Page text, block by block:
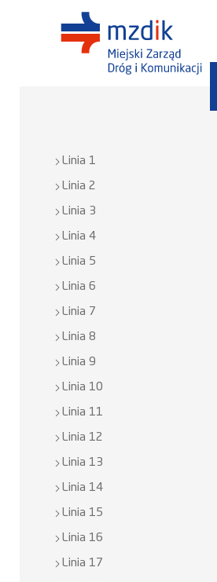
Linia 1
Linia 2
Linia 3
Linia 4
Linia 5
Linia 6
Linia 7
Linia 8
Linia 9
Linia 10
Linia 11
Linia 12
Linia 13
Linia 14
Linia 15
Linia 16
Linia 17